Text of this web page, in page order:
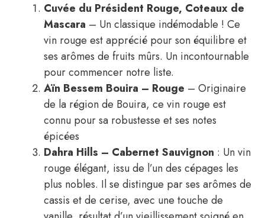
Cuvée du Président Rouge, Coteaux de
Mascara – Un classique indémodable ! Ce
vin rouge est apprécié pour son équilibre et
ses arômes de fruits mûrs. Un incontournable
pour commencer notre liste.
Aïn Bessem Bouira – Rouge – Originaire
de la région de Bouira, ce vin rouge est
connu pour sa robustesse et ses notes
épicées
Dahra Hills – Cabernet Sauvignon : Un vin
rouge élégant, issu de l’un des cépages les
plus nobles. Il se distingue par ses arômes de
cassis et de cerise, avec une touche de